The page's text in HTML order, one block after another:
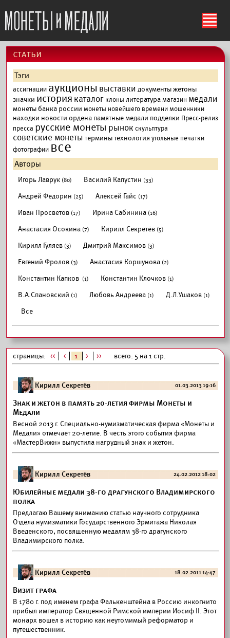
ś
cтатьи
Тэги
ассигнации аукционы выставки документыжетоны
значки история каталог клоны литературамагазин медали
монеты банка россии монеты новейшего временимошенники
находки новости ордена памятные медали подделки Пресс-релиз
пресса русские монеты рынок скульптура
советские монеты терминытехнология угольные печатки
фотографии все
Авторы
Игорь Лаврук (80) Василий Капустин (33)
Андрей Федорин (25) Алексей Гайс (17)
Иван Просветов (17) Ирина Сабинина (16)
Анастасия Осокина (7) Кирилл Секретёв (5)
Кирилл Гуляев (3) Дмитрий Максимов (3)
Евгений Фролов (3) Анастасия Коршунова (2)
Константин Капков (1) Константин Клочков (1)
В.А.Спановский (1) Любовь Андреева (1) Д.Л.Ушаков (1)
Все
страницы: << < 1 > >> всего: 5 на 1 стр.
Кирилл Секретёв 01.03.2013 19:16
Знак и жетон в память 20-летия фирмы Монеты и
Медали
Весной 2013 г. Специально-нумизматическая фирма «Монеты и
Медали» отмечает 20-летие. В честь этого события фирма
«МастерВижн» выпустила нагрудный знак и жетон.
Кирилл Секретёв 24.02.2012 18:02
Юбилейные медали 38-го драгунского Владимирского
полка
Предлагаю Вашему вниманию статью научного сотрудника
Отдела нумизматики Государственного Эрмитажа Николая
Введенского, посвященную медалям 38-го драгунского
Владимирского полка.
Кирилл Секретёв 18.02.2011 14:47
Визит графа
В 1780 г. под именем графа Фалькенштейна в Россию инкогнито
прибыл император Священной Римской империи Иосиф II. Этот
монарх вошел в историю как неутомимый реформатор и
путешественник.